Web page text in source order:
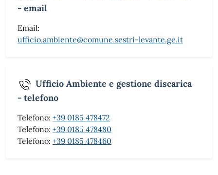
- email
Email:
ufficio.ambiente@comune.sestri-levante.ge.it
Ufficio Ambiente e gestione discarica
- telefono
Telefono: +39 0185 478472
Telefono: +39 0185 478480
Telefono: +39 0185 478460